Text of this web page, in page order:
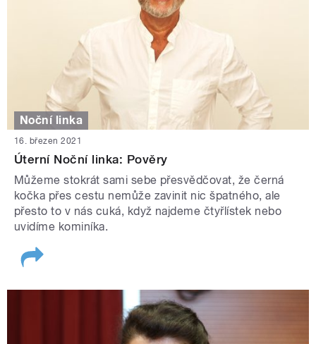
Noční linka
16. březen 2021
Úterní Noční linka: Pověry
Můžeme stokrát sami sebe přesvědčovat, že černá
kočka přes cestu nemůže zavinit nic špatného, ale
přesto to v nás cuká, když najdeme čtyřlístek nebo
uvidíme kominíka.